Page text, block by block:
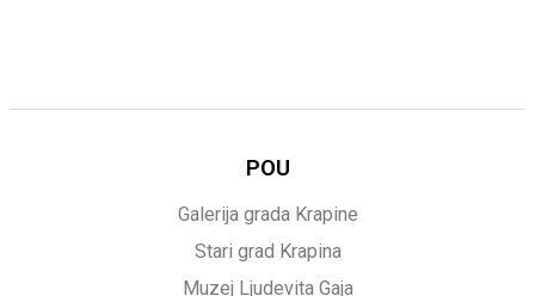
POU
Galerija grada Krapine
Stari grad Krapina
Muzej Ljudevita Gaja